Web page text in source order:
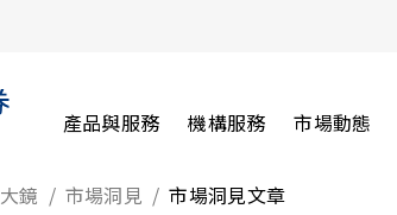
產品與服務 機構服務 市場動態
鏡 市場洞見 市場洞見文章